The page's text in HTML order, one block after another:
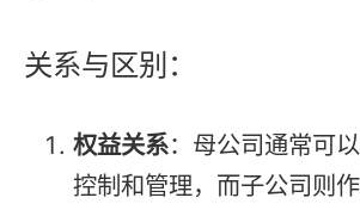
关系与区别：
权益关系：母公司通常可
控制和管理，而子公司则